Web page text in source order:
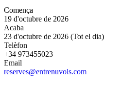
Comença
19 d'octubre de 2026
Acaba
23 d'octubre de 2026 (Tot el dia)
Telèfon
+34 973455023
Email
reserves@entrenuvols.com